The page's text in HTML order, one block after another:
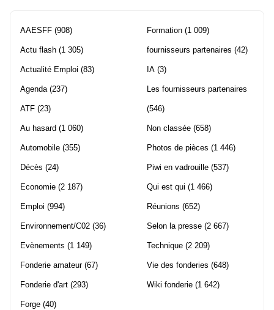
AAESFF (908)
Actu flash (1 305)
Actualité Emploi (83)
Agenda(237)
ATF (23)
Au hasard (1 060)
Automobile (355)
Décès (24)
Economie (2 187)
Emploi (994)
Environnement/C02 (36)
Evènements (1 149)
Fonderie amateur(67)
Fonderie d'art (293)
Forge (40)
Formation (1 009)
fournisseurs partenaires (42)
IA (3)
Les fournisseurs partenaires
(546)
Non classée (658)
Photos de pièces (1 446)
Piwi en vadrouille (537)
Qui est qui (1 466)
Réunions (652)
Selon la presse (2 667)
Technique (2 209)
Vie des fonderies (648)
Wiki fonderie (1 642)